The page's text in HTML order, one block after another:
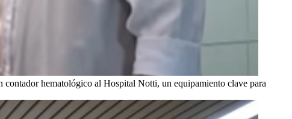
contador hematológico al Hospital Notti, un equipamiento clave para